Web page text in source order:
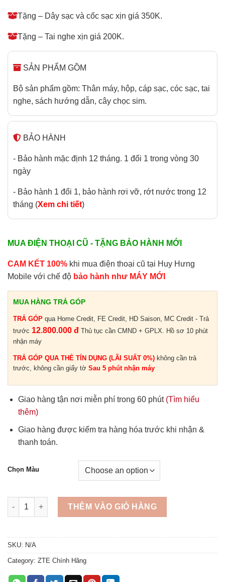
Tặng – Dây sạc và cốc sạc xịn giá 350K.
Tặng – Tai nghe xịn giá 200K.
SẢN PHẨM GỒM
Bộ sản phẩm gồm: Thân máy, hộp, cáp sạc, cóc sạc, tai
nghe, sách hướng dẫn, cây chọc sim.
BẢO HÀNH
- Bảo hành mặc định 12 tháng. 1 đổi 1 trong vòng 30
ngày
- Bảo hành 1 đổi 1, bảo hành rơi vỡ, rớt nước trong 12
tháng (Xem chi tiết)
MUA ĐIỆN THOẠI CŨ - TẶNG BẢO HÀNH MỚI
CAM KẾT 100% khi mua điện thoại cũ tại Huy Hưng
Mobile với chế độ bảo hành như MÁY MỚI
MUA HÀNG TRẢ GÓP
TRẢ GÓP qua Home Credit, FE Credit, HD Saison, MC Credit - Trả
trước 12.800.000 đ Thủ tục cần CMND + GPLX. Hồ sơ 10 phút
nhận máy
TRẢ GÓP QUA THẺ TÍN DỤNG (LÃI SUẤT 0%) không cần trả
trước, không cần giấy tờ Sau 5 phút nhận máy
Giao hàng tận nơi miễn phí trong 60 phút (Tìm hiểu
thêm)
Giao hàng được kiểm tra hàng hóa trước khi nhận &
thanh toán.
Chọn Màu
Quantity
THÊM VÀO GIỎ HÀNG
SKU: N/A
Category: ZTE Chính Hãng